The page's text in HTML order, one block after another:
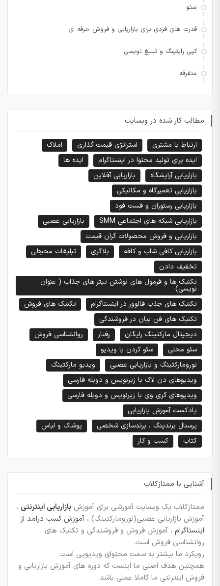
سئو
قدرت های فردی برای بازاریابی و فروش حرفه ای
کپی رایتینگ و تبلیغ نویسی
متفرقه
مطالب کار شده در وبسایت
ارتباط با مشتری استراتژی قیمت گذاری
املاک
ایده برای تولید محتوا در اینستاگرام
ایده ها
بازاریابی آرایشگاه
بازاریابی آفلاین
بازاریابی تعمیرگاه و مکانیکی
بازاریابی رستوران و فست فود
بازاریابی شبکه های اجتماعی SMM
بازاریابی عصبی
بازاریابی و فروش محصولات گران قیمت
بازاریابی کافی شاپ و کافه
بلاگری
تبلیغات محیطی
تخفیف دادن
تکنیک ها و فرمول های نوشتن تیتر های جذاب ( عنوان
نویسی)
تکنیک های جذب فالوور در اینستاگرام
تکنیک های فروش
تکنیک های فن بیان در فروشندگی
دیجیتال مارکتینگ رایگان
رفتار
روانشناسی فروش
سئو محلی
سئو کردن با ویدیو
نورومارکتینگ و بازاریابی عصبی
ویدیو مارکتینگ
ویدیوهای دن لاک با زیرنویس و دوبله فارسی
ویدیوهای گری وی با زیرنویس و دوبله فارسی
پادکست آموزش بازاریابی
پرسنال برندینگ ، برندسازی شخصی
پوشاک و لباس
کتاب
کسب و کار
آشنایی با ممتازکلاب
ممتازکلاب یک وبسایت آموزشی برای آموزش بازاریابی اینترنتی ،
آموزش بازاریابی عصبی(نورومارکتینگ) ، آموزش کسب درامد از
اینستاگرام ، آموزش فروش و فروشندگی و تکنیک های
روانشناسی فروش است.
رویکرد ما بیشتر به سمت محتوای ویدیویی است.
همچنین هدف اصلی ما اینست که دوره های آموزش بازاریابی و
فروش اینترنتی ما کاملا عملی باشد.